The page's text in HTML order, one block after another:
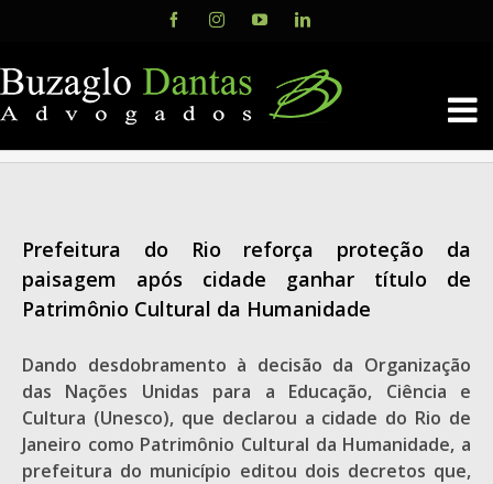
content
FacebookInstagramYouTubeLinkedIn
Prefeitura do Rio reforça proteção da
paisagem após cidade ganhar título de
Patrimônio Cultural da Humanidade
Dando desdobramento à decisão da Organização
das Nações Unidas para a Educação, Ciência e
Cultura (Unesco), que declarou a cidade do Rio de
Janeiro como Patrimônio Cultural da Humanidade, a
prefeitura do município editou dois decretos que,